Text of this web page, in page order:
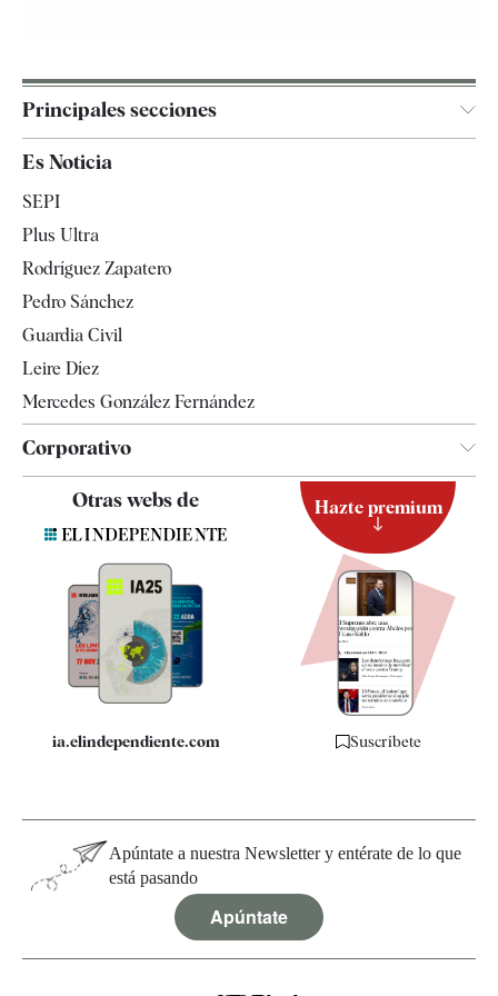
Principales secciones
España
Televisión
Es Noticia
SEPI
Plus Ultra
Rodríguez Zapatero
Pedro Sánchez
Guardia Civil
Leire Díez
Mercedes González Fernández
Corporativo
Contacto
Quiénes somos
Especificaciones
Otras webs de
ia.elindependiente.com
Hazte premium
Suscríbete
Apúntate a nuestra Newsletter y entérate de lo que
está pasando
Apúntate